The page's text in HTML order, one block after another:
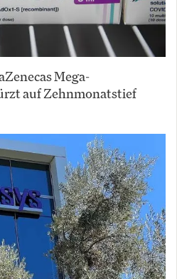
Mega-
auf Zehnmonatstief